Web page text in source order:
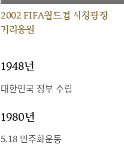
2002 FIFA월드컵 시청광장
거리응원
1948년
대한민국 정부 수립
1980년
5.18 민주화운동